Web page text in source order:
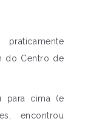
do Centro de
para cima (e
encontrou